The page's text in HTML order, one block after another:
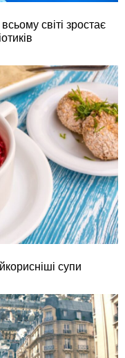
світі зростає
супи